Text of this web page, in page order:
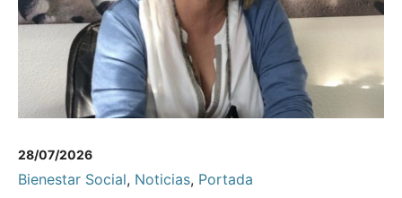
28/07/2026
Bienestar Social, Noticias, Portada